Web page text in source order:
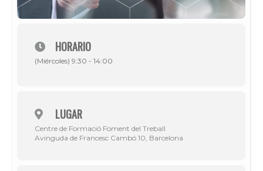
HORARIO
(Miércoles) 9:30 - 14:00
LUGAR
Centre de Formació Foment del Treball
Avinguda de Francesc Cambó 10, Barcelona